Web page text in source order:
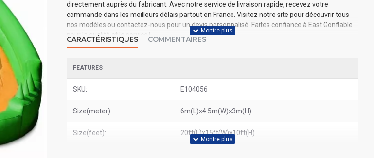
directement auprès du fabricant. Avec notre service de livraison rapide, recevez votre
commande dans les meilleurs délais partout en France. Visitez notre site pour découvrir tous
nos modèles ou contactez-nous pour un devis personnalisé. Faites confiance à East Gonflable
pour la qualité et le service !
CARACTÉRISTIQUES COMMENTAIRES
FEATURES
SKU: E104056
Size(meter): 6m(L)x4.5m(W)x3m(H)
Size(feet): 20ft(L)x15ft(W)x10ft(H)